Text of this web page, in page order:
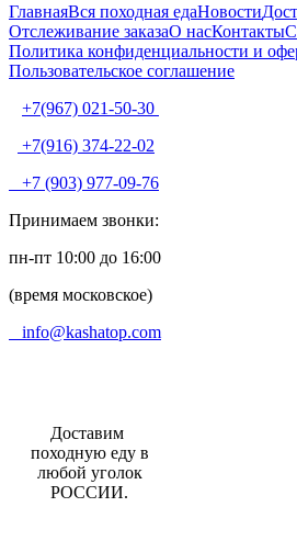
ГлавнаяВся походная едаНовости
Отслеживание заказаО насКонтакты
Политика конфиденциальности и
Пользовательское соглашение
+7(967) 021-50-30
+7(916) 374-22-02
+7 (903) 977-09-76
Принимаем звонки:
пн-пт 10:00 до 16:00
(время московское)
info@kashatop.com
Доставим
походную еду в
любой уголок
РОССИИ.